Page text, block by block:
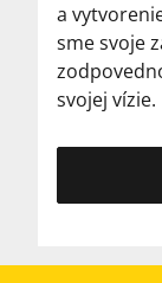
a
sme svoje
svojej vízie.